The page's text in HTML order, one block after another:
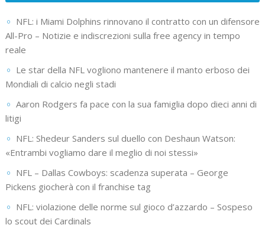
NFL: i Miami Dolphins rinnovano il contratto con un difensore
All-Pro – Notizie e indiscrezioni sulla free agency in tempo
reale
Le star della NFL vogliono mantenere il manto erboso dei
Mondiali di calcio negli stadi
Aaron Rodgers fa pace con la sua famiglia dopo dieci anni di
litigi
NFL: Shedeur Sanders sul duello con Deshaun Watson:
«Entrambi vogliamo dare il meglio di noi stessi»
NFL – Dallas Cowboys: scadenza superata – George
Pickens giocherà con il franchise tag
NFL: violazione delle norme sul gioco d’azzardo – Sospeso
lo scout dei Cardinals